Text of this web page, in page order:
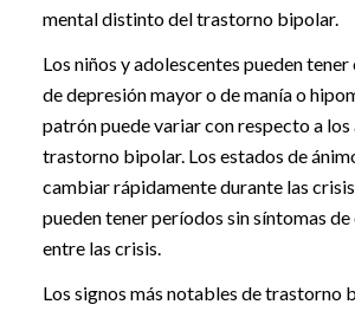
mental distinto del trastorno bipolar.
Los niños y adolescentes pueden
de depresión mayor o de manía o
patrón puede variar con respecto a
trastorno bipolar. Los estados de
cambiar rápidamente durante las
pueden tener períodos sin síntomas
entre las crisis.
Los signos más notables de trastorno